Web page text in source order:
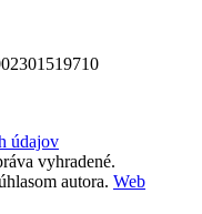
údajov
vyhradené.
autora. Web